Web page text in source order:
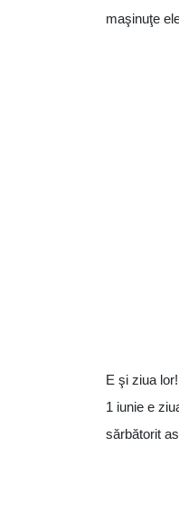
maşinuţe
E şi ziua lor!
1 iunie e
sărbătorit